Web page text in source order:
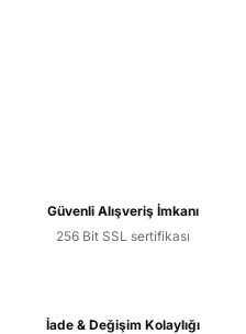
Güvenli Alışveriş İmkanı
256 Bit SSL sertifikası
İade & Değişim Kolaylığı